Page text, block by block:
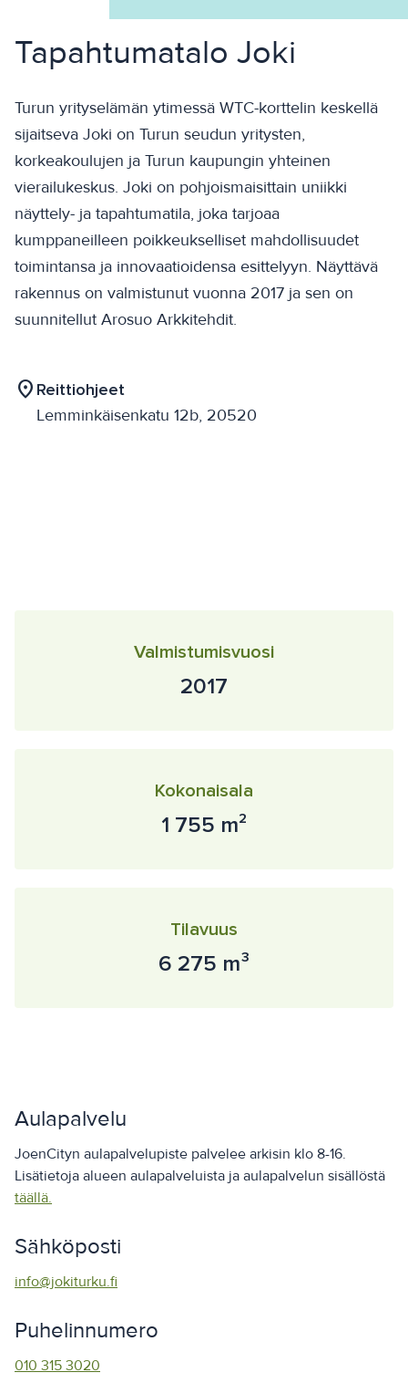
Tapahtumatalo Joki
Turun yrityselämän ytimessä WTC-korttelin keskellä
sijaitseva Joki on Turun seudun yritysten,
korkeakoulujen ja Turun kaupungin yhteinen
vierailukeskus. Joki on pohjoismaisittain uniikki
näyttely- ja tapahtumatila, joka tarjoaa
kumppaneilleen poikkeukselliset mahdollisuudet
toimintansa ja innovaatioidensa esittelyyn. Näyttävä
rakennus on valmistunut vuonna 2017 ja sen on
suunnitellut Arosuo Arkkitehdit.
location_on Reittiohjeet
Lemminkäisenkatu 12b, 20520
Valmistumisvuosi
2017
Kokonaisala
1 755 m²
Tilavuus
6 275 m³
Aulapalvelu
JoenCityn aulapalvelupiste palvelee arkisin klo 8-16.
Lisätietoja alueen aulapalveluista ja aulapalvelun sisällöstä
täällä.
Sähköposti
info@jokiturku.fi
Puhelinnumero
010 315 3020